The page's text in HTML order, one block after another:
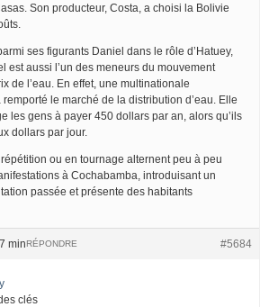
Son producteur, Costa, a choisi la Bolivie
ses figurants Daniel dans le rôle d’Hatuey,
est aussi l’un des meneurs du mouvement
de l’eau. En effet, une multinationale
le marché de la distribution d’eau. Elle
les gens à payer 450 dollars par an, alors qu’ils
dollars par jour.
ou en tournage alternent peu à peu
à Cochabamba, introduisant un
passée et présente des habitants
min #5684
RÉPONDRE
clés